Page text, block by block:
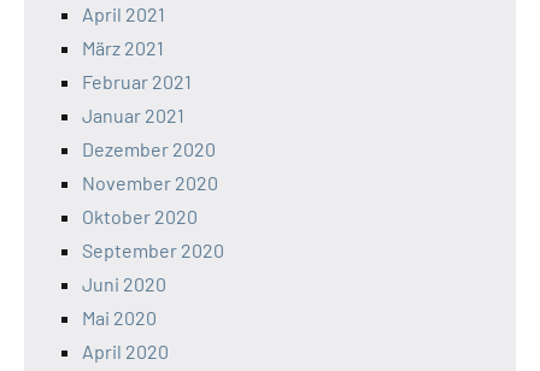
April 2021
März 2021
Februar 2021
Januar 2021
Dezember 2020
November 2020
Oktober 2020
September 2020
Juni 2020
Mai 2020
April 2020